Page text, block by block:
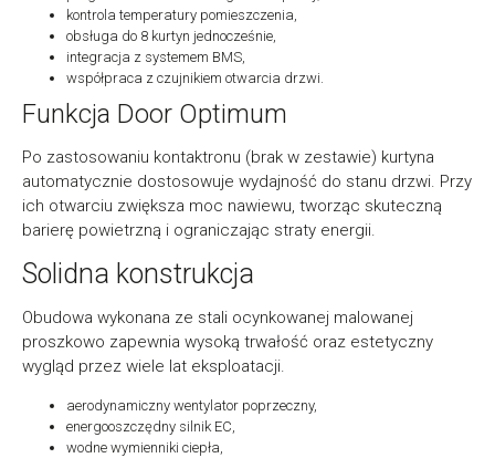
kontrola temperatury pomieszczenia,
obsługa do 8 kurtyn jednocześnie,
integracja z systemem BMS,
współpraca z czujnikiem otwarcia drzwi.
Funkcja Door Optimum
Po zastosowaniu kontaktronu (brak w zestawie) kurtyna
automatycznie dostosowuje wydajność do stanu drzwi. Przy
ich otwarciu zwiększa moc nawiewu, tworząc skuteczną
barierę powietrzną i ograniczając straty energii.
Solidna konstrukcja
Obudowa wykonana ze stali ocynkowanej malowanej
proszkowo zapewnia wysoką trwałość oraz estetyczny
wygląd przez wiele lat eksploatacji.
aerodynamiczny wentylator poprzeczny,
energooszczędny silnik EC,
wodne wymienniki ciepła,